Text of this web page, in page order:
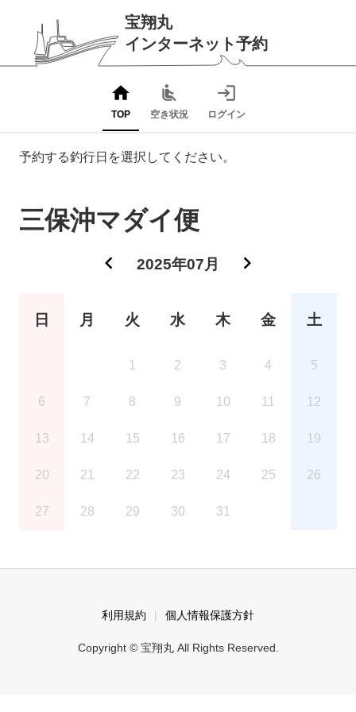
宝翔丸
インターネット予約
home
TOP
airline_seat_recline_normal
空き状況
login
ログイン
予約する釣行日を選択してください。
三保沖マダイ便
chevron_left 2025年07月 chevron_right
日 月 火 水 木 金 土
1 2 3 4 5
6 7 8 9 10 11 12
13 14 15 16 17 18 19
20 21 22 23 24 25 26
27 28 29 30 31
利用規約 個人情報保護方針
Copyright © 宝翔丸 All Rights Reserved.